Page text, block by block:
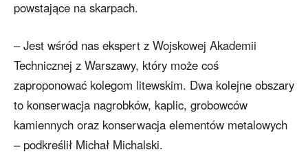
powstające na skarpach.
– Jest wśród nas ekspert z Wojskowej Akademii
Technicznej z Warszawy, który może coś
zaproponować kolegom litewskim. Dwa kolejne obszary
to konserwacja nagrobków, kaplic, grobowców
kamiennych oraz konserwacja elementów metalowych
– podkreślił Michał Michalski.